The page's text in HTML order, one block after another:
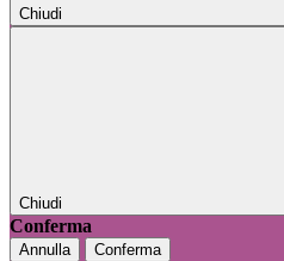
Chiudi
Chiudi
Conferma
Annulla Conferma